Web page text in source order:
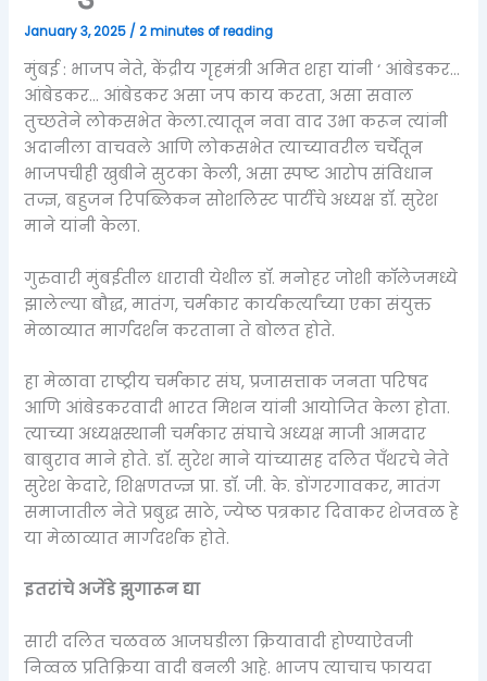
January 3, 2025 /2 minutes of reading
मुंबई : भाजप नेते, केंद्रीय गृहमंत्री अमित शहा यांनी ‘ आंबेडकर…
आंबेडकर… आंबेडकर असा जप काय करता, असा सवाल
तुच्छतेने लोकसभेत केला.त्यातून नवा वाद उभा करून त्यांनी
अदानीला वाचवले आणि लोकसभेत त्याच्यावरील चर्चेतून
भाजपचीही खुबीने सुटका केली, असा स्पष्ट आरोप संविधान
तज्ज्ञ, बहुजन रिपब्लिकन सोशलिस्ट पार्टीचे अध्यक्ष डॉ. सुरेश
माने यांनी केला.
गुरुवारी मुंबईतील धारावी येथील डॉ. मनोहर जोशी कॉलेजमध्ये
झालेल्या बौद्ध, मातंग, चर्मकार कार्यकर्त्यांच्या एका संयुक्त
मेळाव्यात मार्गदर्शन करताना ते बोलत होते.
हा मेळावा राष्ट्रीय चर्मकार संघ, प्रजासत्ताक जनता परिषद
आणि आंबेडकरवादी भारत मिशन यांनी आयोजित केला होता.
त्याच्या अध्यक्षस्थानी चर्मकार संघाचे अध्यक्ष माजी आमदार
बाबुराव माने होते. डॉ. सुरेश माने यांच्यासह दलित पँथरचे नेते
सुरेश केदारे, शिक्षणतज्ज्ञ प्रा. डॉ. जी. के. डोंगरगावकर, मातंग
समाजातील नेते प्रबुद्ध साठे, ज्येष्ठ पत्रकार दिवाकर शेजवळ हे
या मेळाव्यात मार्गदर्शक होते.
इतरांचे अजेंडे झुगारून द्या
सारी दलित चळवळ आजघडीला क्रियावादी होण्याऐवजी
निव्वळ प्रतिक्रिया वादी बनली आहे. भाजप त्याचाच फायदा